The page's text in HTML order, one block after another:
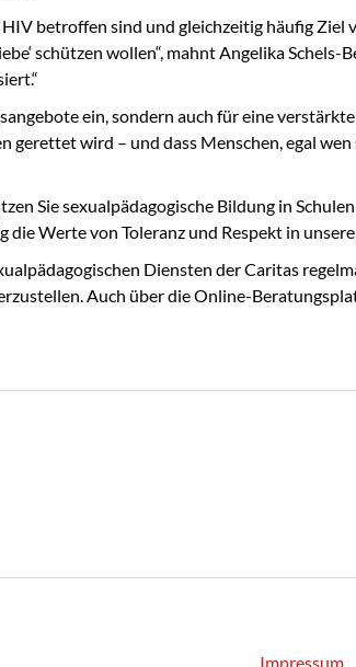
betroffen sind und gleichzeitig häufig Ziel
schützen wollen“, mahnt Angelika
ein, sondern auch für eine
wird – und dass Menschen, egal
Sie sexualpädagogische Bildung in
Werte von Toleranz und Respekt in
Diensten der Caritas
Auch über die Online-
Impressum